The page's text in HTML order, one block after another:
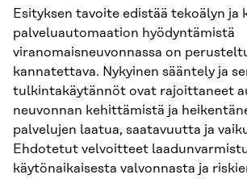
Esityksen tavoite edistää tekoälyn ja
palveluautomaation hyödyntämistä
viranomaisneuvonnassa on
kannatettava. Nykyinen sääntely ja
tulkintakäytännöt ovat rajoittaneet
neuvonnan kehittämistä ja
palvelujen laatua, saatavuutta ja
Ehdotetut velvoitteet
käytönaikaisesta valvonnasta ja